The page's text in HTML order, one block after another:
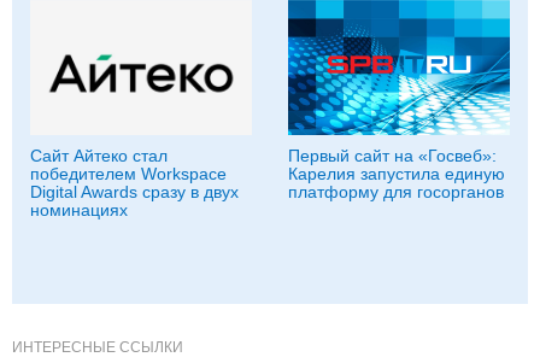
Сайт Айтеко стал
победителем Workspace
Digital Awards сразу в двух
номинациях
Первый сайт на «Госвеб»:
Карелия запустила единую
платформу для госорганов
ИНТЕРЕСНЫЕ ССЫЛКИ